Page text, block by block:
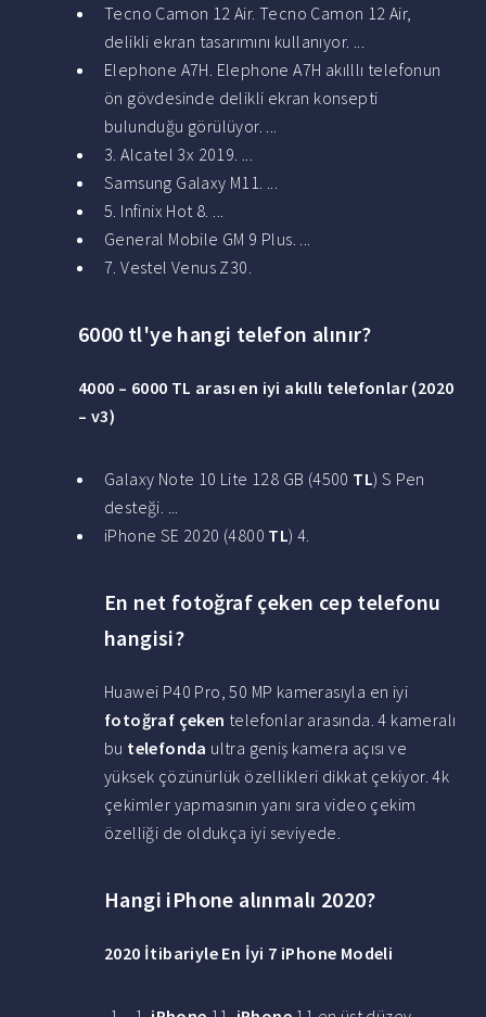
Tecno Camon 12 Air. Tecno Camon 12 Air,
delikli ekran tasarımını kullanıyor. ...
Elephone A7H. Elephone A7H akılllı telefonun
ön gövdesinde delikli ekran konsepti
bulunduğu görülüyor. ...
3. Alcatel 3x 2019. ...
Samsung Galaxy M11. ...
5. Infinix Hot 8. ...
General Mobile GM 9 Plus. ...
7. Vestel Venus Z30.
6000 tl'ye hangi telefon alınır?
4000 – 6000 TL arası en iyi akıllı telefonlar (2020
– v3)
Galaxy Note 10 Lite 128 GB (4500 TL) S Pen
desteği. ...
iPhone SE 2020 (4800 TL) 4.
En net fotoğraf çeken cep telefonu
hangisi?
Huawei P40 Pro, 50 MP kamerasıyla en iyi
fotoğraf çeken telefonlar arasında. 4 kameralı
bu telefonda ultra geniş kamera açısı ve
yüksek çözünürlük özellikleri dikkat çekiyor. 4k
çekimler yapmasının yanı sıra video çekim
özelliği de oldukça iyi seviyede.
Hangi iPhone alınmalı 2020?
2020 İtibariyle En İyi 7 iPhone Modeli